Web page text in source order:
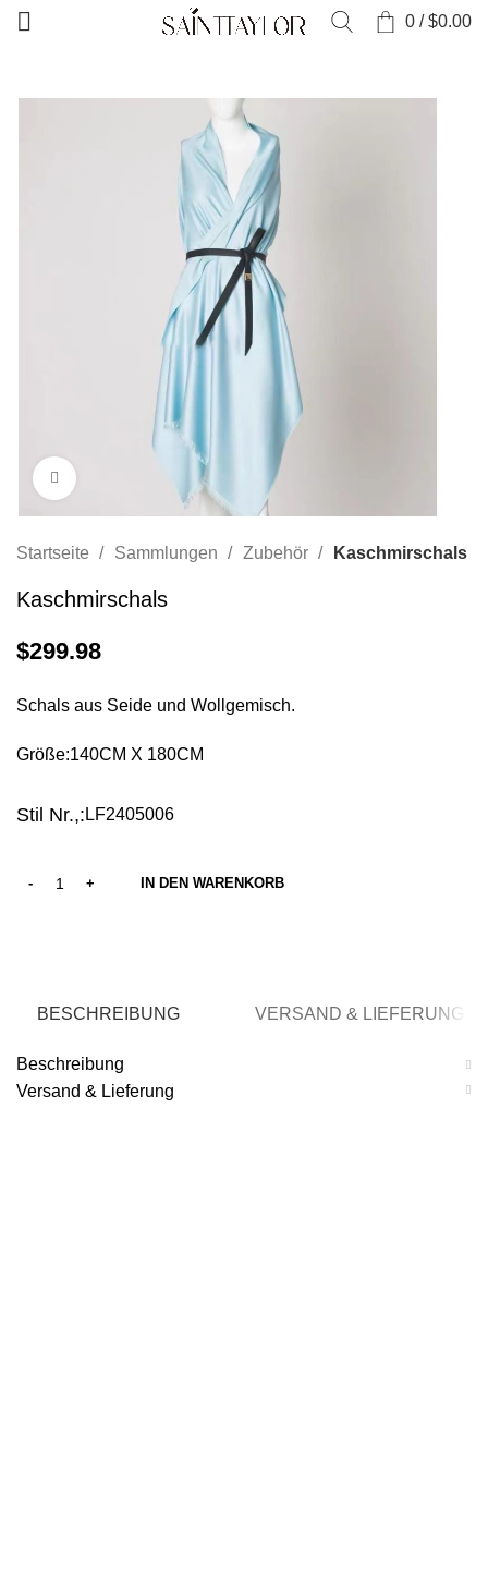
0 / $0.00
Zum Vergrößern anklicken
Startseite Sammlungen Zubehör Kaschmirschals
Kaschmirschals
$299.98
Schals aus Seide und Wollgemisch.
Größe:140CM X 180CM
Stil Nr.,: LF2405006
IN DEN WARENKORB
BESCHREIBUNG VERSAND & LIEFERUNG
Beschreibung
Versand & Lieferung